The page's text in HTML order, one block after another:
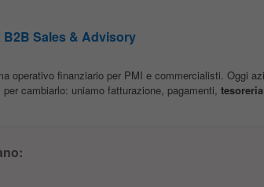
Sales & Advisory
operativo finanziario per PMI e commercialisti. Oggi
cambiarlo: uniamo fatturazione, pagamenti, tesoreria